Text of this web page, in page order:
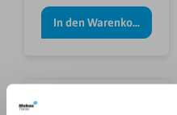
In den Warenkorb